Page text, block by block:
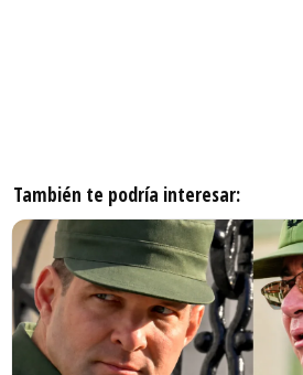
También te podría interesar: